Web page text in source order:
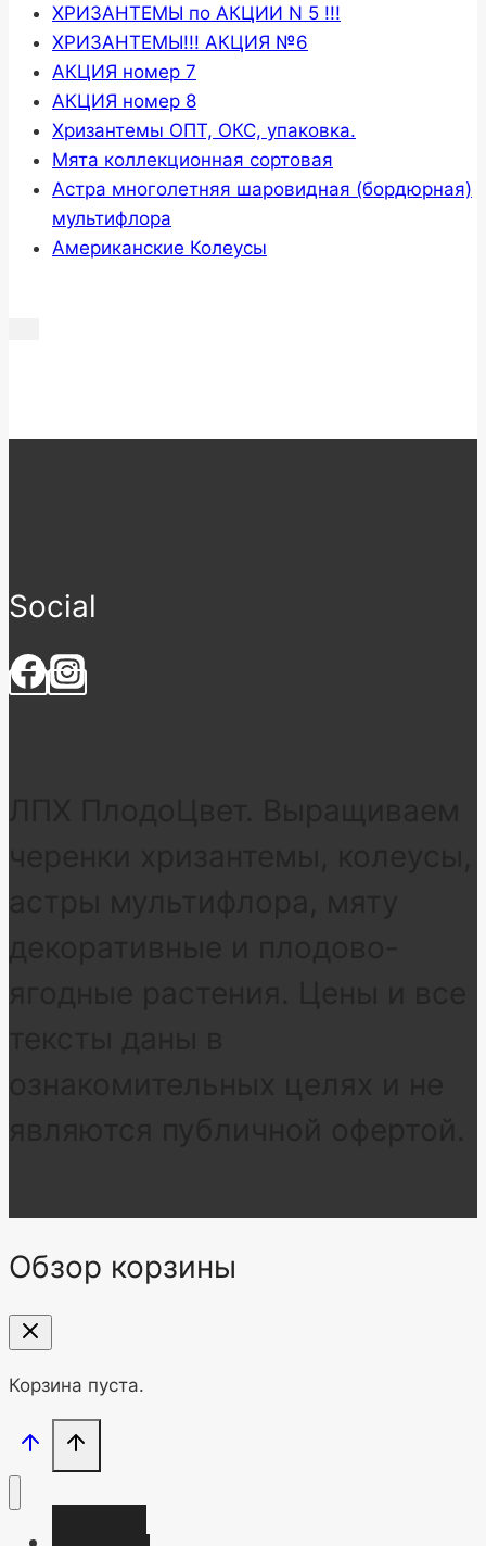
ХРИЗАНТЕМЫ по АКЦИИ N 5 !!!
ХРИЗАНТЕМЫ!!! АКЦИЯ №6
АКЦИЯ номер 7
АКЦИЯ номер 8
Хризантемы ОПТ, ОКС, упаковка.
Мята коллекционная сортовая
Астра многолетняя шаровидная (бордюрная)
мультифлора
Американские Колеусы
Social
Обзор корзины
Корзина пуста.